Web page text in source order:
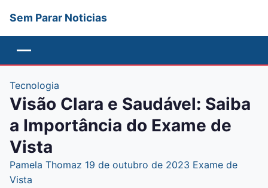
Sem Parar Noticias
Tecnologia
Visão Clara e Saudável: Saiba
a Importância do Exame de
Vista
Pamela Thomaz 19 de outubro de 2023 Exame de
Vista